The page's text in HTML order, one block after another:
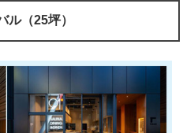
ル（25坪）